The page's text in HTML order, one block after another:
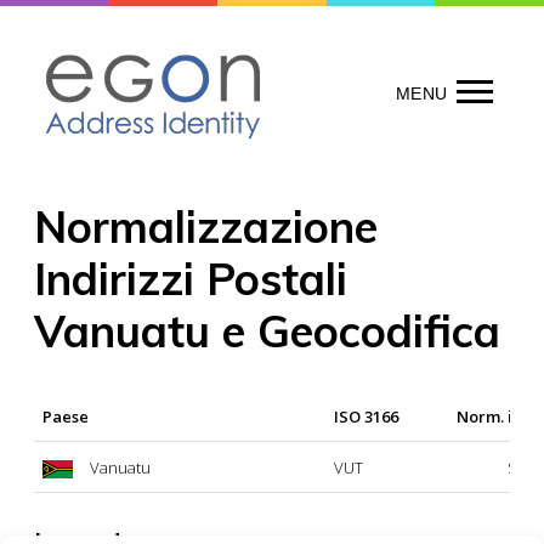
content
MENU
Normalizzazione
Indirizzi Postali
Vanuatu e Geocodifica
Paese ISO 3166 Norm.
Vanuatu VUT Si